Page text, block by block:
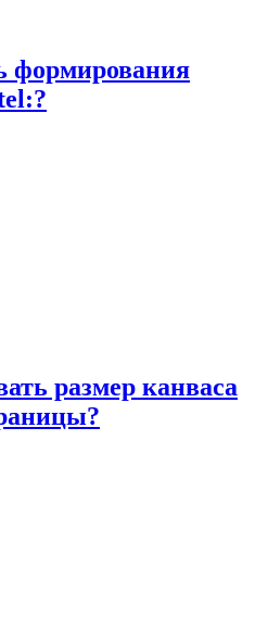
формирования
размер канваса